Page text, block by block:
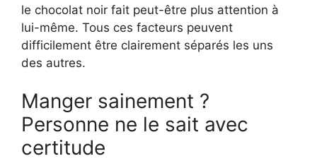
le chocolat noir fait peut-être plus attention à
lui-même. Tous ces facteurs peuvent
difficilement être clairement séparés les uns
des autres.
Manger sainement ?
Personne ne le sait avec
certitude